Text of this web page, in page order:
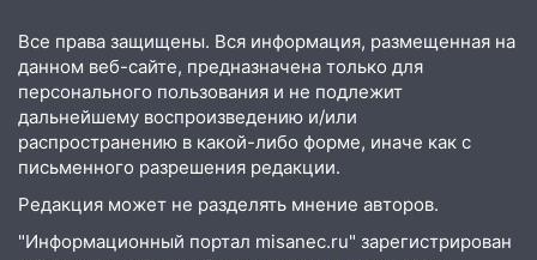
подвез троих незнакомцев на трассе и
заработал уголовное дело
18:14 Прогноз погоды на 6 августа в
Ульяновской области
18:00 Мотофристайл, рок и силовой
экстрим: в Ульяновске пройдет
большой фестиваль «Наше время»
Все права защищены. Вся информация, размещенная на
данном веб-сайте, предназначена только для
персонального пользования и не подлежит
дальнейшему воспроизведению и/или
распространению в какой-либо форме, иначе как с
письменного разрешения редакции.
Редакция может не разделять мнение авторов.
"Информационный портал misanec.ru" зарегистрирован